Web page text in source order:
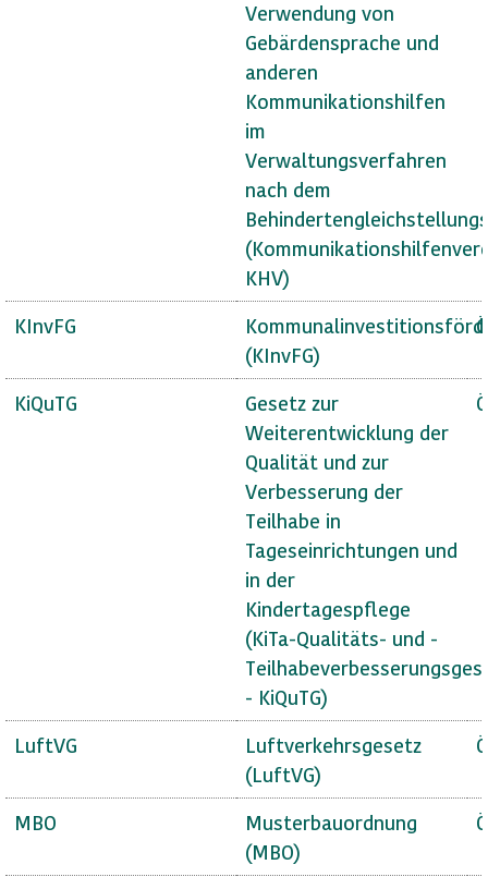
Verwendung von
Gebärdensprache und
anderen
Kommunikationshilfen
im
Verwaltungsverfahren
nach dem
KHV)
KInvFG
(KInvFG)
KiQuTG
Gesetz zur
Weiterentwicklung der
Qualität und zur
Verbesserung der
Teilhabe in
Tageseinrichtungen und
in der
Kindertagespflege
(KiTa-Qualitäts- und -
- KiQuTG)
LuftVG
Luftverkehrsgesetz
(LuftVG)
MBO
Musterbauordnung
(MBO)